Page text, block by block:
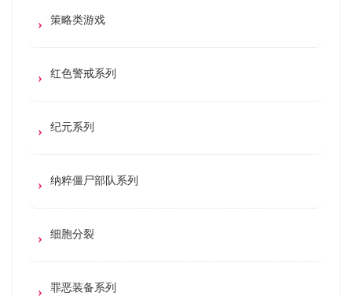
策略类游戏
红色警戒系列
纪元系列
纳粹僵尸部队系列
细胞分裂
罪恶装备系列